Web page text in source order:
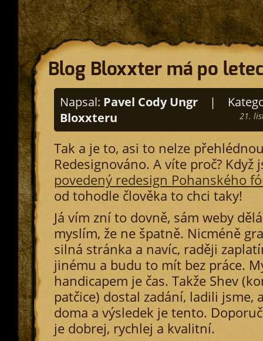
Blog Bloxxter má po
Napsal: Pavel Cody Ungr |
Bloxxteru
21.
Tak a je to, asi to nelze
Redesignováno. A víte proč? Když
povedený redesign Pohanského
od tohodle člověka to chci taky!
Já vím zní to dovně, sám weby
myslím, že ne špatně. Nicméně
silná stránka a navíc, raději
jinému a budu to mít bez práce.
handicapem je čas. Takže Shev
patčice) dostal zadání, ladili jsme,
doma a výsledek je tento.
je dobrej, rychlej a kvalitní.